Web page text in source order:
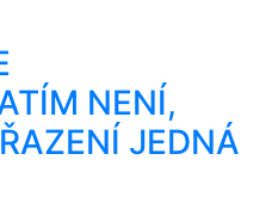
NENÍ,
JEDNÁ